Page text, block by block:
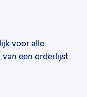
voor alle
een orderlijst
de benodigde